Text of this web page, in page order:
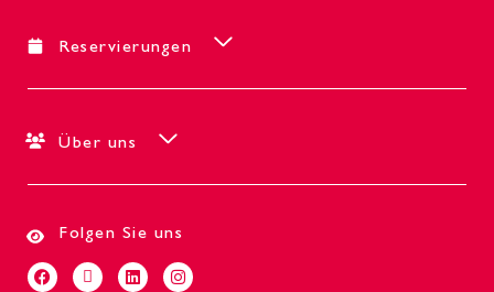
Reservierungen
Über uns
Folgen Sie uns